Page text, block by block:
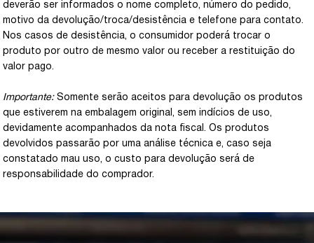
deverão ser informados o nome completo, número do pedido,
motivo da devolução/troca/desistência e telefone para contato.
Nos casos de desistência, o consumidor poderá trocar o
produto por outro de mesmo valor ou receber a restituição do
valor pago.
Importante:Somente serão aceitos para devolução os produtos
que estiverem na embalagem original, sem indícios de uso,
devidamente acompanhados da nota fiscal. Os produtos
devolvidos passarão por uma análise técnica e, caso seja
constatado mau uso, o custo para devolução será de
responsabilidade do comprador.